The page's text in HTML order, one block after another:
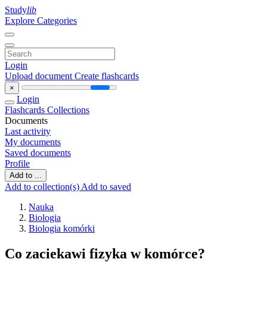
Studylib
Explore Categories
Login
Upload document Create flashcards
×
Login
Flashcards Collections
Documents
Last activity
My documents
Saved documents
Profile
Add to ...
Add to collection(s) Add to saved
Nauka
Biologia
Biologia komórki
Co zaciekawi fizyka w komórce?